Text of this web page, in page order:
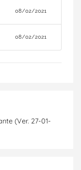
08/02/2021
08/02/2021
(Ver. 27-01-